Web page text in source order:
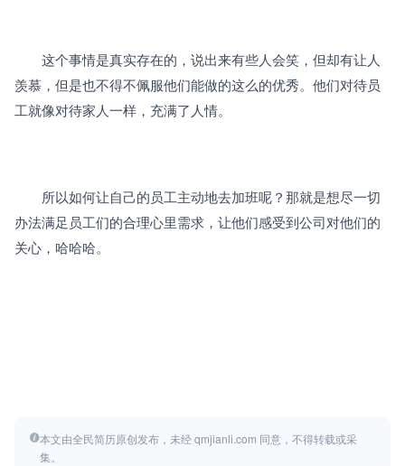
这个事情是真实存在的，说出来有些人会笑，但却有让人
羡慕，但是也不得不佩服他们能做的这么的优秀。他们对待员
工就像对待家人一样，充满了人情。
所以如何让自己的员工主动地去加班呢？那就是想尽一切
办法满足员工们的合理心里需求，让他们感受到公司对他们的
关心，哈哈哈。
本文由全民简历原创发布，未经 qmjianli.com 同意，不得转载或采
集。